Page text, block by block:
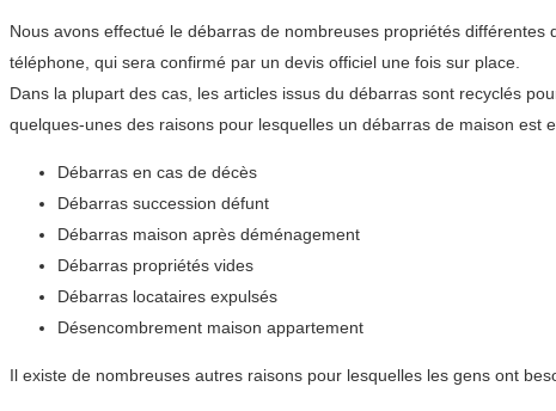
Nous avons effectué le débarras de nombreuses propriétés
téléphone, qui sera confirmé par un devis officiel une fois sur place.
Dans la plupart des cas, les articles issus du débarras sont recyclés
quelques-unes des raisons pour lesquelles un débarras de maison est
Débarras en cas de décès
Débarras succession défunt
Débarras maison après déménagement
Débarras propriétés vides
Débarras locataires expulsés
Désencombrement maison appartement
Il existe de nombreuses autres raisons pour lesquelles les gens ont